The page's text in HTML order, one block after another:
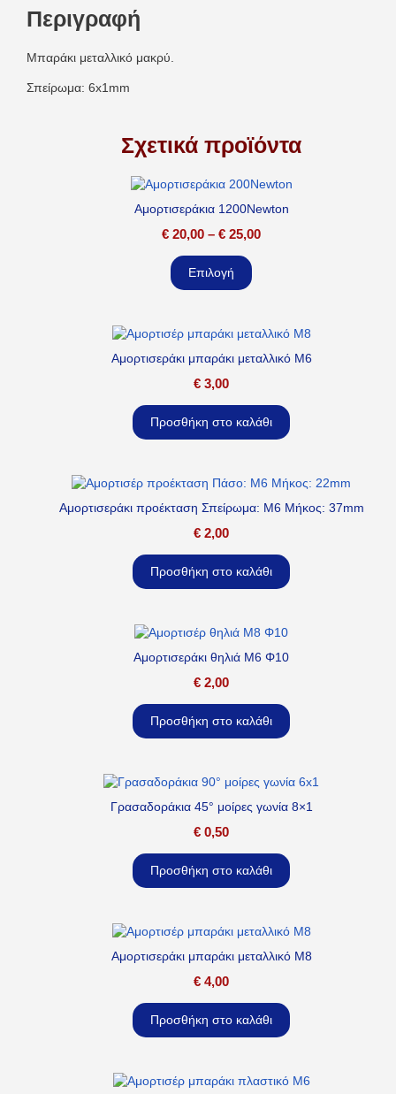
Περιγραφή
Μπαράκι μεταλλικό μακρύ.
Σπείρωμα: 6x1mm
Σχετικά προϊόντα
Αμορτισεράκια 1200Newton
€ 20,00 – € 25,00
Επιλογή
Αμορτισεράκι μπαράκι μεταλλικό M6
€ 3,00
Προσθήκη στο καλάθι
Αμορτισεράκι προέκταση Σπείρωμα: M6 Μήκος: 37mm
€ 2,00
Προσθήκη στο καλάθι
Αμορτισεράκι θηλιά M6 Φ10
€ 2,00
Προσθήκη στο καλάθι
Γρασαδοράκια 45° μοίρες γωνία 8×1
€ 0,50
Προσθήκη στο καλάθι
Αμορτισεράκι μπαράκι μεταλλικό M8
€ 4,00
Προσθήκη στο καλάθι